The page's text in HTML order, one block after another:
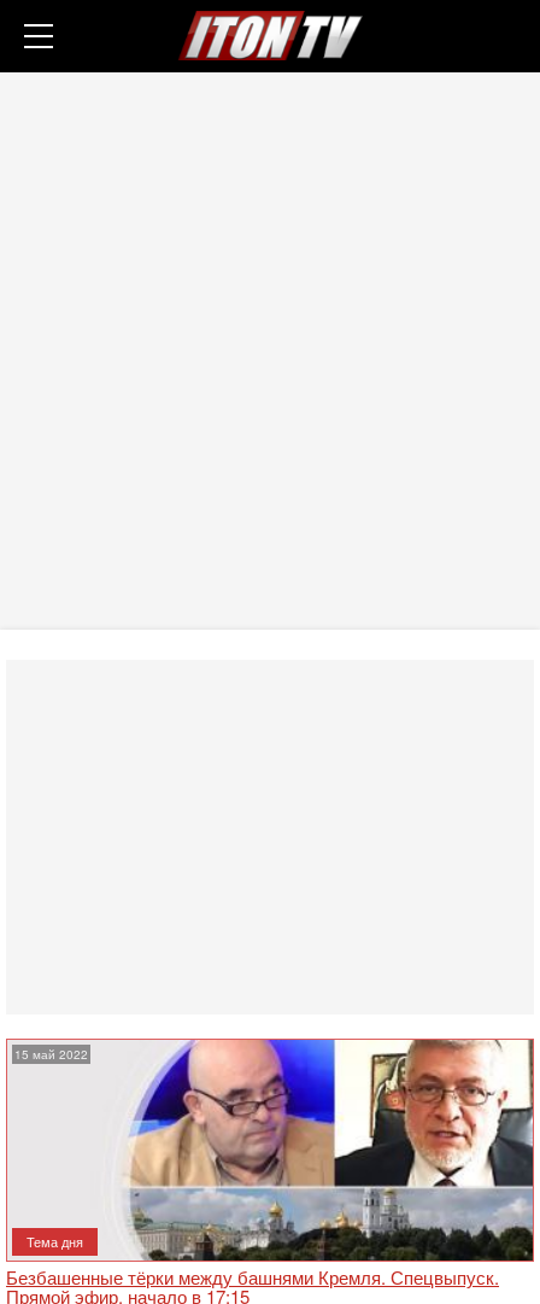
15 май 2022
Тема дня
Безбашенные тёрки между башнями Кремля. Спецвыпуск.
Прямой эфир. начало в 17:15